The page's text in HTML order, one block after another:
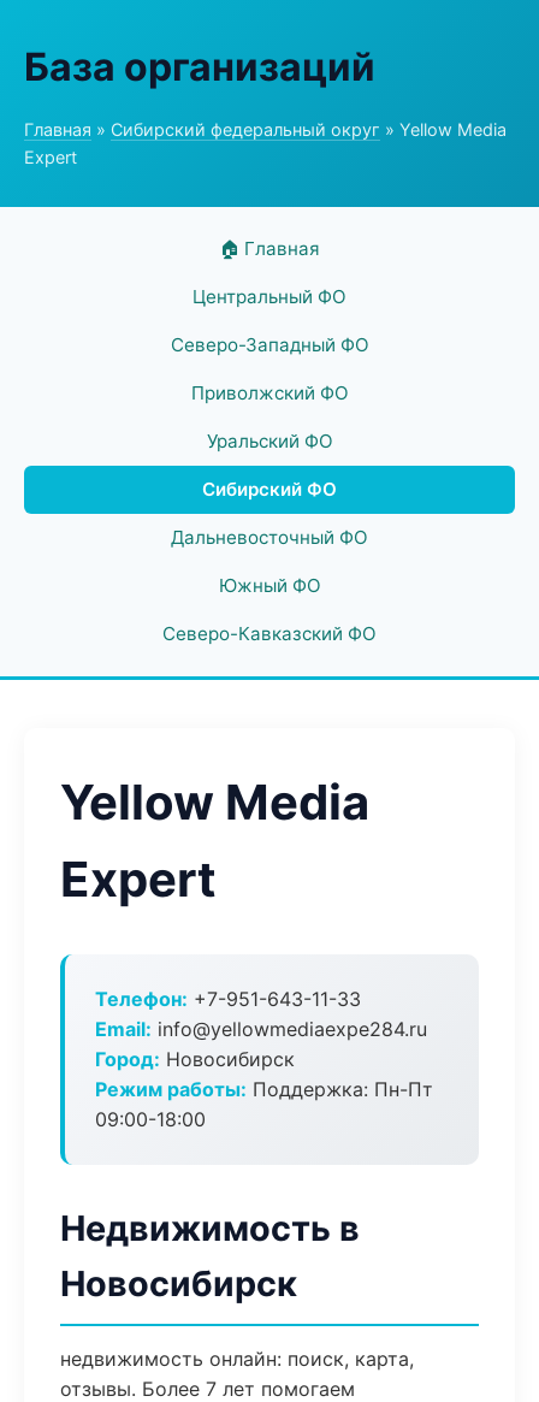
База организаций
Главная » Сибирский федеральный округ » Yellow Media
Expert
🏠 Главная
Центральный ФО
Северо-Западный ФО
Приволжский ФО
Уральский ФО
Сибирский ФО
Дальневосточный ФО
Южный ФО
Северо-Кавказский ФО
Yellow Media
Expert
Телефон: +7-951-643-11-33
Email: info@yellowmediaexpe284.ru
Город: Новосибирск
Режим работы: Поддержка: Пн-Пт
09:00-18:00
Недвижимость в
Новосибирск
недвижимость онлайн: поиск, карта,
отзывы. Более 7 лет помогаем